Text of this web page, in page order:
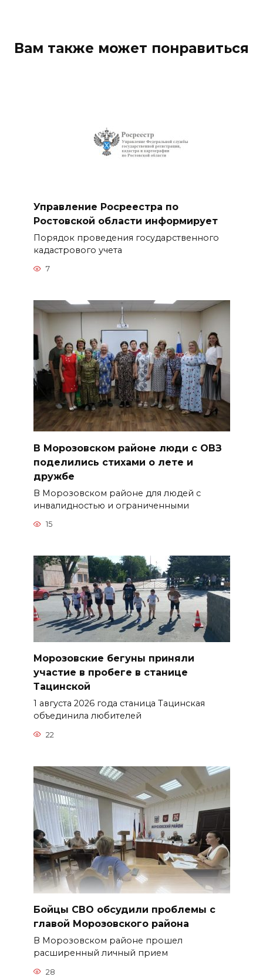
Вам также может понравиться
Управление Росреестра по
Ростовской области информирует
Порядок проведения государственного
кадастрового учета
7
В Морозовском районе люди с ОВЗ
поделились стихами о лете и
дружбе
В Морозовском районе для людей с
инвалидностью и ограниченными
15
Морозовские бегуны приняли
участие в пробеге в станице
Тацинской
1 августа 2026 года станица Тацинская
объединила любителей
22
Бойцы СВО обсудили проблемы с
главой Морозовского района
В Морозовском районе прошел
расширенный личный прием
28